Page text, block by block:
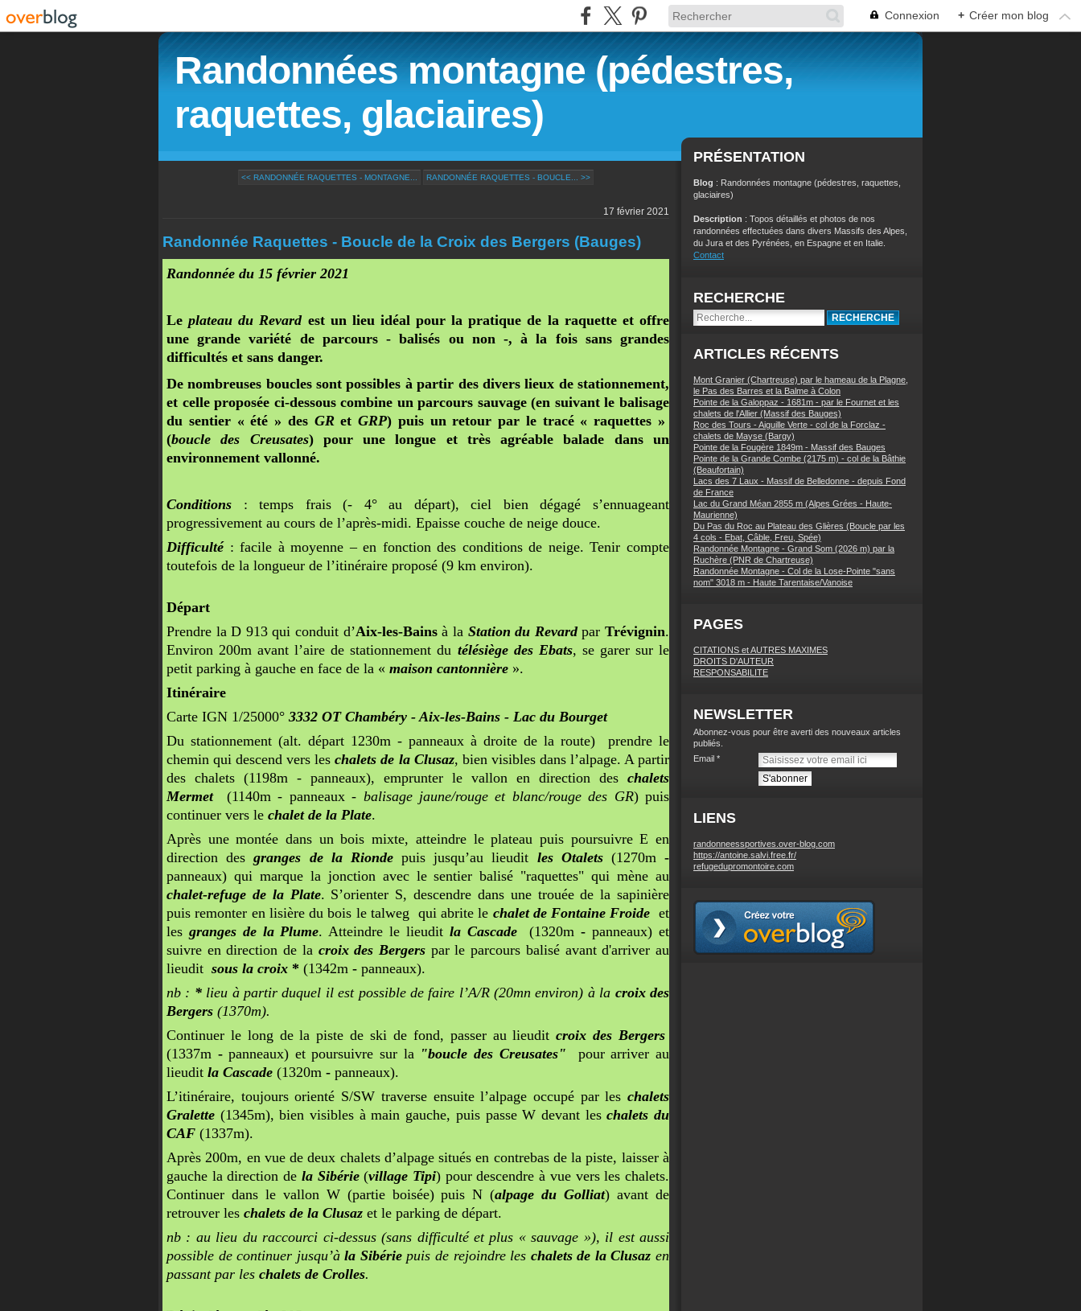
Connexion + Créer mon blog
Randonnées montagne (pédestres,
raquettes, glaciaires)
<< RANDONNÉE RAQUETTES - MONTAGNE... RANDONNÉE RAQUETTES - BOUCLE... >>
17 février 2021
Randonnée Raquettes - Boucle de la Croix des Bergers (Bauges)
Randonnée du 15 février 2021
Leplateau du Revardest un lieu idéal pour la pratique de la raquette et offre
une grande variété de parcours - balisés ou non -, à la fois sans grandes
difficultés et sans danger.
De nombreuses boucles sont possibles à partir des divers lieux de stationnement,
et celle proposée ci-dessous combine un parcours sauvage (en suivant le balisage
du sentier « été » des GRetGRP) puis un retour par le tracé « raquettes »
(boucle des Creusates) pour une longue et très agréable balade dans un
environnement vallonné.
Conditions : temps frais (- 4° au départ), ciel bien dégagé s’ennuageant
progressivement au cours de l’après-midi. Epaisse couche de neige douce.
Difficulté: facile à moyenne – en fonction des conditions de neige. Tenir compte
toutefois de la longueur de l’itinéraire proposé (9 km environ).
Départ
Prendre la D 913 qui conduit d’Aix-les-Bainsà la Station du RevardparTrévignin.
Environ 200m avant l’aire de stationnement du télésiège des Ebats, se garer sur le
petit parking à gauche en face de la « maison cantonnière ».
Itinéraire
Carte IGN 1/25000° 3332 OT Chambéry - Aix-les-Bains - Lac du Bourget
Du stationnement (alt. départ 1230m - panneaux à droite de la route) prendre le
chemin qui descend vers leschalets de la Clusaz, bien visibles dans l’alpage. A partir
des chalets (1198m - panneaux), emprunter le vallon en direction des chalets
Mermet(1140m - panneaux - balisage jaune/rouge et blanc/rouge des GR) puis
continuer vers le chalet de la Plate.
Après une montée dans un bois mixte, atteindre le plateau puis poursuivre E en
direction desgranges de la Riondepuis jusqu’au lieudit les Otalets(1270m-
panneaux) qui marque la jonction avec le sentier balisé "raquettes" qui mène au
chalet-refuge de la Plate. S’orienter S, descendre dans une trouée de la sapinière
puis remonter en lisière du bois le talweg qui abrite le chalet de Fontaine Froide et
les granges de la Plume. Atteindre le lieudit la Cascade(1320m- panneaux) et
suivre en direction de la croix des Bergers par le parcours balisé avant d'arriver au
lieudit sous la croix * (1342m - panneaux).
nb : *lieu à partir duquel il est possible de faire l’A/R (20mn environ) à la croix des
Bergers (1370m).
Continuer le long de la piste de ski de fond, passer au lieuditcroix des Bergers
(1337m -panneaux) et poursuivre sur la "boucle des Creusates" pour arriver au
lieudit la Cascade (1320m - panneaux).
L’itinéraire, toujours orienté S/SW traverse ensuite l’alpage occupé par les chalets
Gralette (1345m), bien visibles à main gauche, puis passe W devant leschalets du
CAF (1337m).
Après 200m, en vue de deux chalets d’alpage situés en contrebas de la piste, laisser à
gauche la direction de la Sibérie(village Tipi) pour descendre à vue vers les chalets.
Continuer dans le vallon W (partie boisée) puis N (alpage du Golliat) avant de
retrouver les chalets de la Clusaz et le parking de départ.
nb : au lieu du raccourci ci-dessus (sans difficulté et plus « sauvage »), il est aussi
possible de continuer jusqu’àla Sibériepuis de rejoindre les chalets de la Clusaz en
passant par les chalets de Crolles.
PRÉSENTATION
Blog : Randonnées montagne (pédestres, raquettes,
glaciaires)
Description : Topos détaillés et photos de nos
randonnées effectuées dans divers Massifs des Alpes,
du Jura et des Pyrénées, en Espagne et en Italie.
Contact
RECHERCHE
ARTICLES RÉCENTS
Mont Granier (Chartreuse) par le hameau de la Plagne,
le Pas des Barres et la Balme à Colon
Pointe de la Galoppaz - 1681m - par le Fournet et les
chalets de l'Allier (Massif des Bauges)
Roc des Tours - Aiguille Verte - col de la Forclaz -
chalets de Mayse (Bargy)
Pointe de la Fougère 1849m - Massif des Bauges
Pointe de la Grande Combe (2175 m) - col de la Bâthie
(Beaufortain)
Lacs des 7 Laux - Massif de Belledonne - depuis Fond
de France
Lac du Grand Méan 2855 m (Alpes Grées - Haute-
Maurienne)
Du Pas du Roc au Plateau des Glières (Boucle par les
4 cols - Ebat, Câble, Freu, Spée)
Randonnée Montagne - Grand Som (2026 m) par la
Ruchère (PNR de Chartreuse)
Randonnée Montagne - Col de la Lose-Pointe "sans
nom" 3018 m - Haute Tarentaise/Vanoise
PAGES
CITATIONS et AUTRES MAXIMES
DROITS D'AUTEUR
RESPONSABILITE
NEWSLETTER
Abonnez-vous pour être averti des nouveaux articles
publiés.
Email
LIENS
randonneessportives.over-blog.com
https://antoine.salvi.free.fr/
refugedupromontoire.com